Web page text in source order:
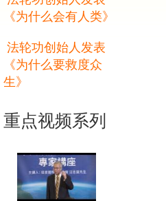
《为什么会有人类》
法轮功创始人发表
《为什么要救度众
生》
重点视频系列